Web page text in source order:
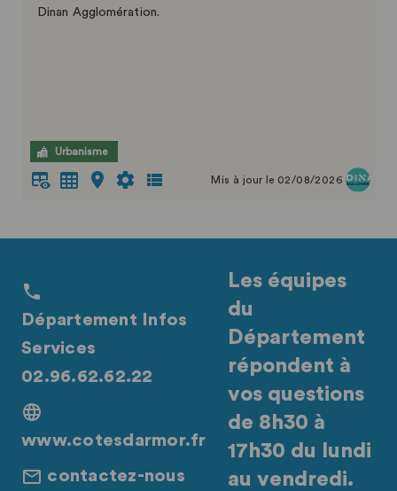
Dinan Agglomération.
Urbanisme
Mis à jour le 02/08/2026
Département Infos
Services
02.96.62.62.22
www.cotesdarmor.fr
contactez-nous
Les équipes
du
Département
répondent à
vos questions
de 8h30 à
17h30 du lundi
au vendredi.